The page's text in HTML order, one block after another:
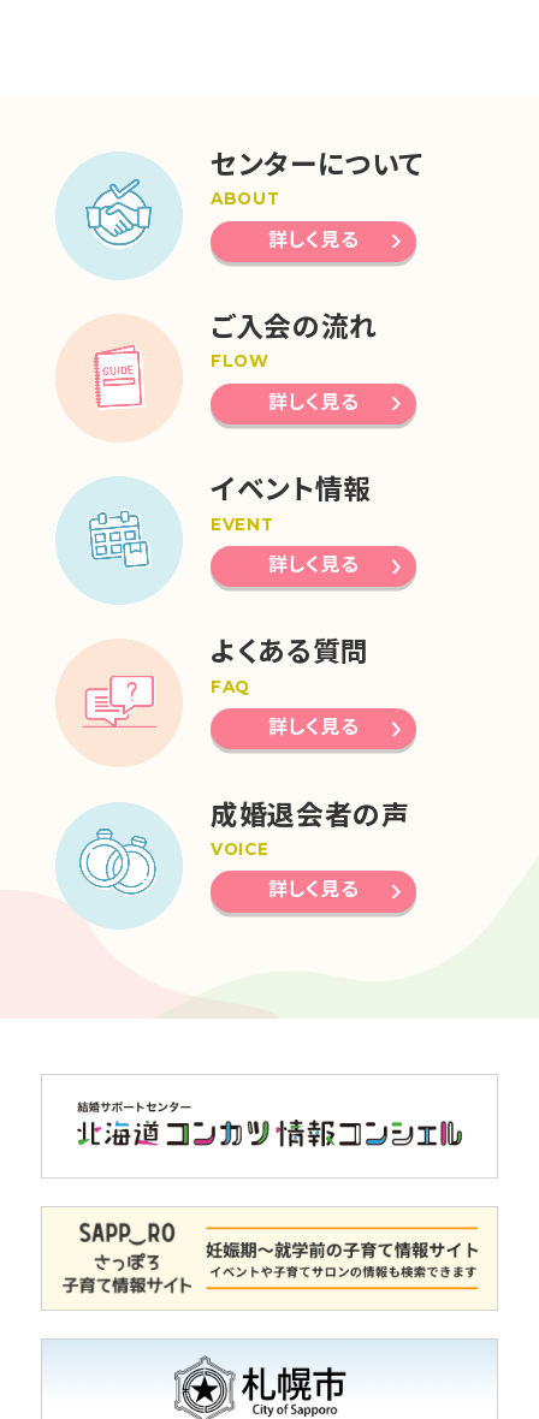
センターについて
ABOUT
詳しく見る
ご入会の流れ
FLOW
詳しく見る
イベント情報
EVENT
詳しく見る
よくある質問
FAQ
詳しく見る
成婚退会者の声
VOICE
詳しく見る